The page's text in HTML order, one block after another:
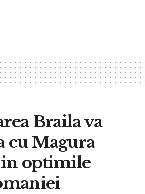
Braila va
cu Magura
in optimile